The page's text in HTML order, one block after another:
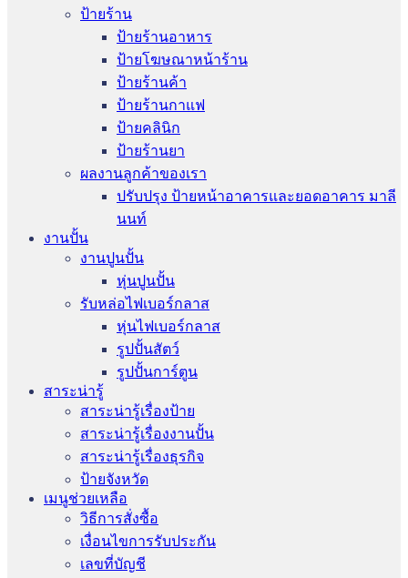
ป้ายร้าน
ป้ายร้านอาหาร
ป้ายโฆษณาหน้าร้าน
ป้ายร้านค้า
ป้ายร้านกาแฟ
ป้ายคลินิก
ป้ายร้านยา
ผลงานลูกค้าของเรา
ปรับปรุง ป้ายหน้าอาคารและยอดอาคาร มาลี
นนท์
งานปั้น
งานปูนปั้น
หุ่นปูนปั้น
รับหล่อไฟเบอร์กลาส
หุ่นไฟเบอร์กลาส
รูปปั้นสัตว์
รูปปั้นการ์ตูน
สาระน่ารู้
สาระน่ารู้เรื่องป้าย
สาระน่ารู้เรื่องงานปั้น
สาระน่ารู้เรื่องธุรกิจ
ป้ายจังหวัด
เมนูช่วยเหลือ
วิธีการสั่งซื้อ
เงื่อนไขการรับประกัน
เลขที่บัญชี